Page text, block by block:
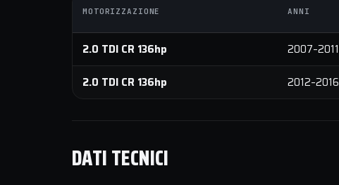
MOTORIZZAZIONE ANNI
2.0 TDI CR 136hp 2007–2011
2.0 TDI CR 136hp 2012–2016
DATI TECNICI